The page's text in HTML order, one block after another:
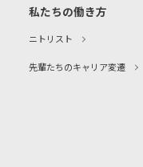
私たちの働き方
ニトリスト
先輩たちのキャリア変遷